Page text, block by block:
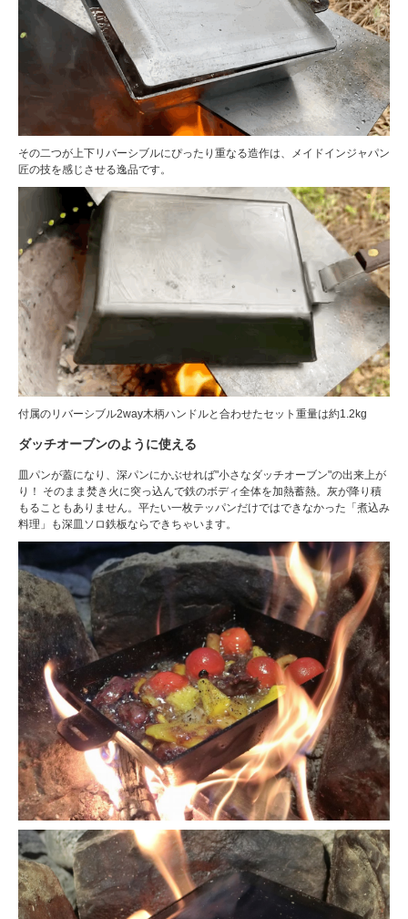
その二つが上下リバーシブルにぴったり重なる造作は、メイドインジャパン
匠の技を感じさせる逸品です。
付属のリバーシブル2way木柄ハンドルと合わせたセット重量は約1.2kg
ダッチオーブンのように使える
皿パンが蓋になり、深パンにかぶせれば"小さなダッチオーブン"の出来上が
り！ そのまま焚き火に突っ込んで鉄のボディ全体を加熱蓄熱。灰が降り積
もることもありません。平たい一枚テッパンだけではできなかった「煮込み
料理」も深皿ソロ鉄板ならできちゃいます。